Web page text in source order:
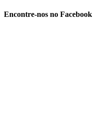
Encontre-nos no Facebook